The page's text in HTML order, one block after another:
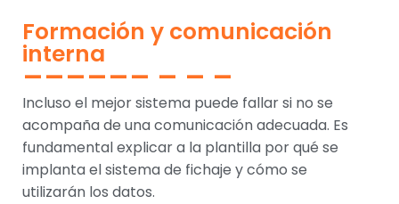
Formación y comunicación
interna
Incluso el mejor sistema puede fallar si no se
acompaña de una comunicación adecuada. Es
fundamental explicar a la plantilla por qué se
implanta el sistema de fichaje y cómo se
utilizarán los datos.